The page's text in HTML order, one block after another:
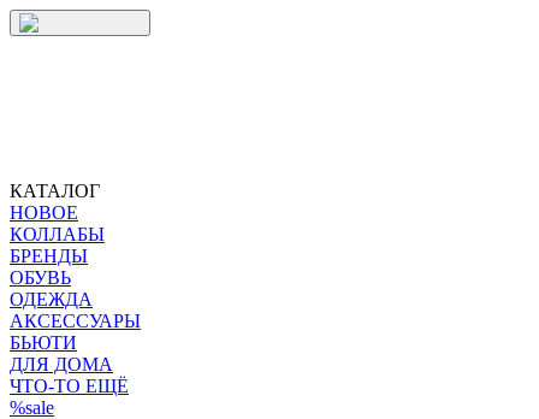
КАТАЛОГ
НОВОЕ
КОЛЛАБЫ
БРЕНДЫ
ОБУВЬ
ОДЕЖДА
АКСЕССУАРЫ
БЬЮТИ
ДЛЯ ДОМА
ЧТО-ТО ЕЩЁ
%sale